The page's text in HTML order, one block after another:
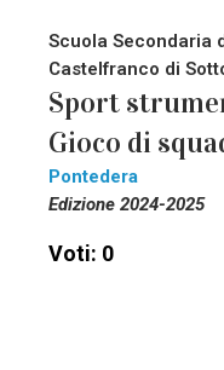
Scuola Secondaria
Castelfranco di
Sport
Gioco di
Pontedera
Edizione 2024-2025
Voti: 0